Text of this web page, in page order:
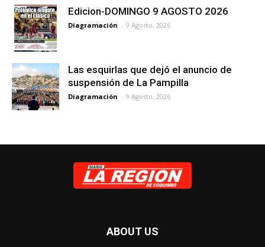
Edicion-DOMINGO 9 AGOSTO 2026
Diagramación - 9 Agosto, 2026
Las esquirlas que dejó el anuncio de
suspensión de La Pampilla
Diagramación - 9 Agosto, 2026
ABOUT US